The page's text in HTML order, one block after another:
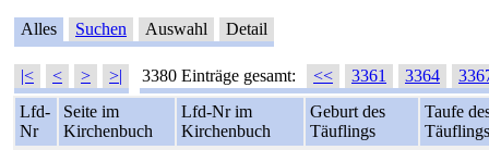
Alles Suchen Auswahl Detail
|< < > >| 3380 Einträge gesamt: << 3361 3364
Lfd-
Nr
Seite im
Kirchenbuch
Lfd-Nr im
Kirchenbuch
Geburt des
Täuflings
Taufe
Täuflings